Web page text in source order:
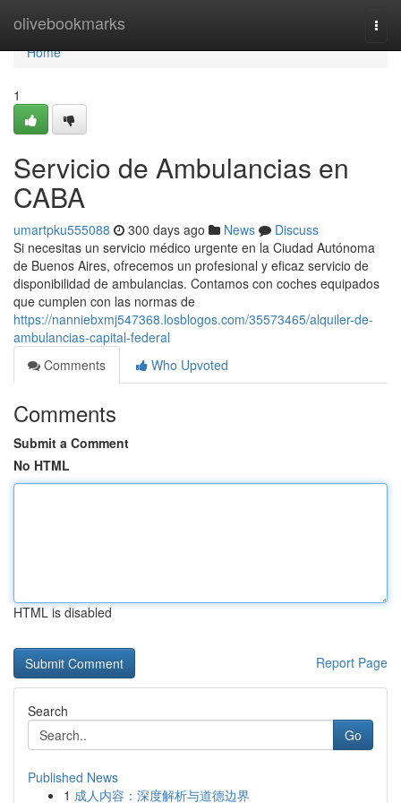
olivebookmarks
Home
Home
1
Servicio de Ambulancias en
CABA
umartpku555088 300 days ago News
Discuss
Si necesitas un servicio médico urgente en la Ciudad Autónoma
de Buenos Aires, ofrecemos un profesional y eficaz servicio de
disponibilidad de ambulancias. Contamos con coches equipados
que cumplen con las normas de
https://nanniebxmj547368.losblogos.com/35573465/alquiler-de-
ambulancias-capital-federal
Comments
Who Upvoted
Comments
Submit a Comment
No HTML
HTML is disabled
Report Page
Search
Go
Published News
1 成人内容：深度解析与道德边界